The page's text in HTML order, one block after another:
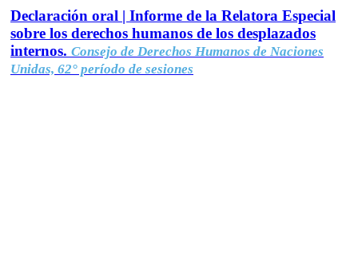
Declaración oral | Informe de la Relatora Especial
sobre los derechos humanos de los desplazados
internos. Consejo de Derechos Humanos de Naciones
Unidas, 62° período de sesiones